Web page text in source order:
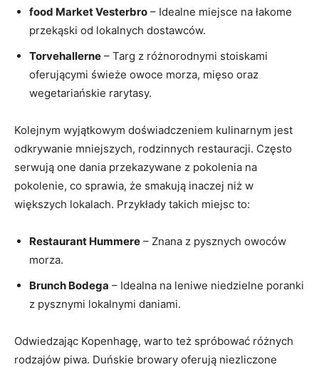
food Market Vesterbro ​– Idealne miejsce na łakome
przekąski od lokalnych dostawców.
Torvehallerne – Targ z​ różnorodnymi stoiskami
oferującymi świeże owoce morza, mięso oraz
wegetariańskie rarytasy.
Kolejnym wyjątkowym doświadczeniem kulinarnym ‌jest​
odkrywanie mniejszych, ⁤rodzinnych restauracji. Często
serwują one dania przekazywane ⁣z pokolenia na
pokolenie, co sprawia, że⁤ smakują inaczej niż w
większych lokalach.​ Przykłady takich miejsc to:
Restaurant Hummere – Znana z ⁣pysznych owoców
morza.
Brunch Bodega – Idealna na leniwe niedzielne poranki
z pysznymi lokalnymi‌ daniami.
Odwiedzając Kopenhagę, warto też spróbować różnych
rodzajów piwa. Duńskie ⁣browary oferują niezliczone